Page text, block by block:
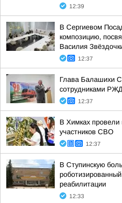
12:39
В Сергиевом
композицию,
Василия
12:37
Глава Балашихи
сотрудниками РЖД
12:37
В Химках провели
участников СВО
12:37
В Ступинскую
реабилитации
12:33